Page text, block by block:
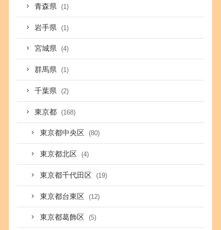
青森県 (1)
岩手県 (1)
宮城県 (4)
群馬県 (1)
千葉県 (2)
東京都 (168)
東京都中央区 (80)
東京都北区 (4)
東京都千代田区 (19)
東京都台東区 (12)
東京都葛飾区 (5)